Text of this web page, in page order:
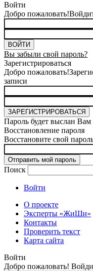
Войти
Добро пожаловать!
Вы забыли свой пароль?
Зарегистрироваться
Добро пожаловать!
записи
Пароль будет выслан Вам
Восстановление пароля
Восстановите свой
Поиск
Войти
О проекте
Эксперты «ЖиШи»
Контакты
Проверить текст
Карта сайта
Войти
Добро пожаловать!